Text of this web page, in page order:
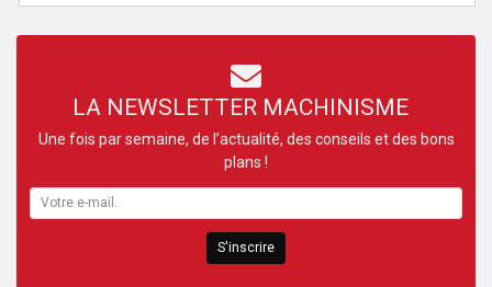
LA NEWSLETTER MACHINISME
Une fois par semaine, de l’actualité, des conseils et des bons
plans !
S'inscrire